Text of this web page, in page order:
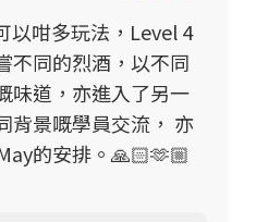
咁多玩法，Level 4
不同的烈酒，以不同
味道，亦進入了另一
背景嘅學員交流， 亦
的安排。🙏🏻🫶🏼